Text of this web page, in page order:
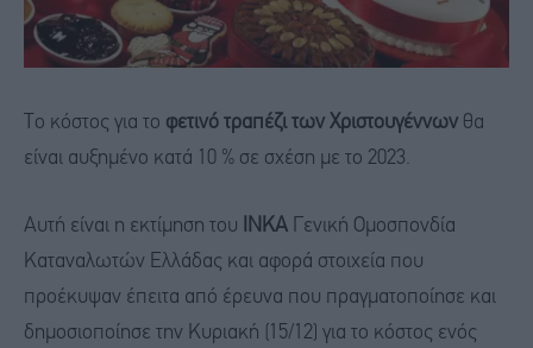
Το κόστος για το φετινό τραπέζι των Χριστουγέννων θα
είναι αυξημένο κατά 10 % σε σχέση με το 2023.
Αυτή είναι η εκτίμηση του ΙΝΚΑ Γενική Ομοσπονδία
Καταναλωτών Ελλάδας και αφορά στοιχεία που
προέκυψαν έπειτα από έρευνα που πραγματοποίησε και
δημοσιοποίησε την Κυριακή (15/12) για το κόστος ενός